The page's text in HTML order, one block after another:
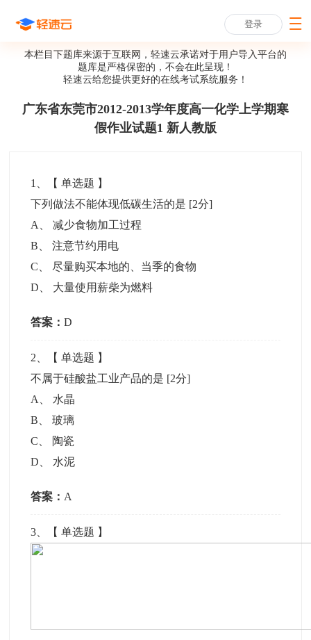
登录
本栏目下题库来源于互联网，轻速云承诺对于用户导入平台的
题库是严格保密的，不会在此呈现！
轻速云给您提供更好的在线考试系统服务！
广东省东莞市2012-2013学年度高一化学上学期寒
假作业试题1 新人教版
1 、【单选题 】
下列做法不能体现低碳生活的是 [2分]
A
、减少食物加工过程
B 、注意节约用电
C 、尽量购买本地的、当季的食物
D
大量使用薪柴为燃料
答案：D
2 、【单选题 】
不属于硅酸盐工业产品的是 [2分]
A
水晶
B 、玻璃
C
陶瓷
D
水泥
答案： A
3 、【单选题 】